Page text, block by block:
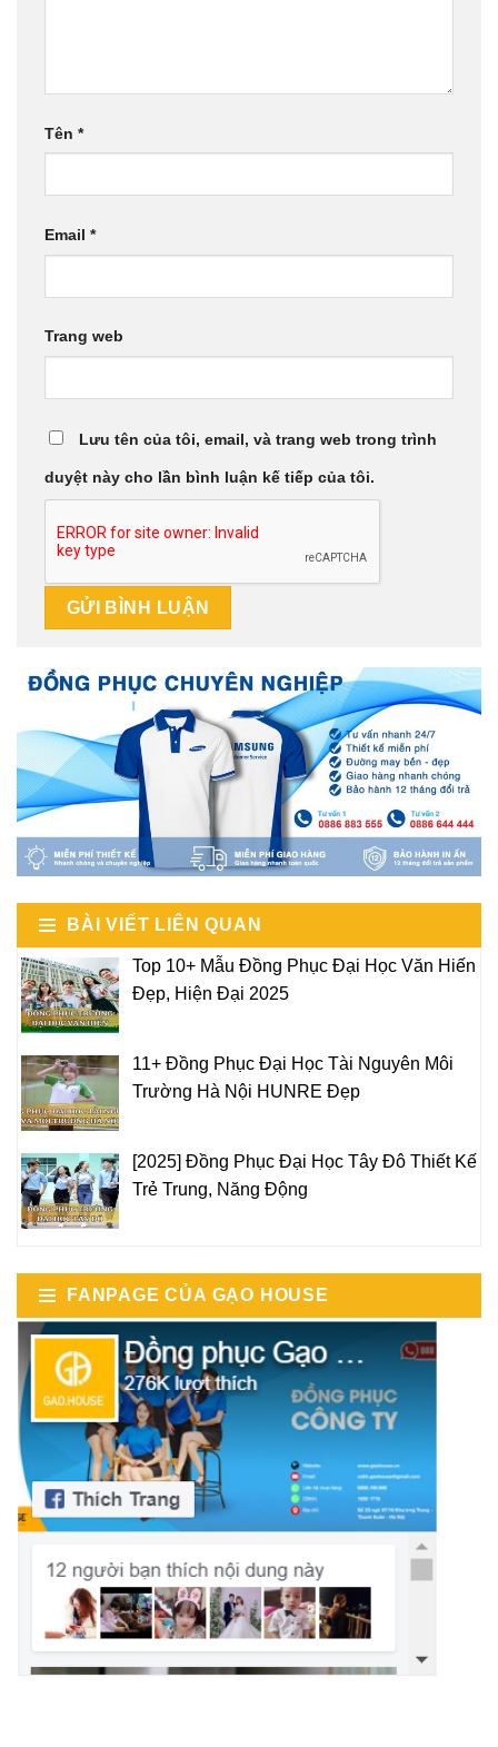
Tên *
Email *
Trang web
Lưu tên của tôi, email, và trang web trong trình
duyệt này cho lần bình luận kế tiếp của tôi.
BÀI VIẾT LIÊN QUAN
Top 10+ Mẫu Đồng Phục Đại Học Văn Hiến
Đẹp, Hiện Đại 2025
11+ Đồng Phục Đại Học Tài Nguyên Môi
Trường Hà Nội HUNRE Đẹp
[2025] Đồng Phục Đại Học Tây Đô Thiết Kế
Trẻ Trung, Năng Động
FANPAGE CỦA GẠO HOUSE